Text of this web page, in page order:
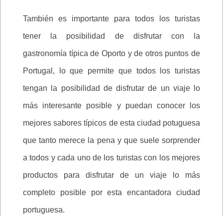
También es importante para todos los turistas
tener la posibilidad de disfrutar con la
gastronomía típica de Oporto y de otros puntos de
Portugal, lo que permite que todos los turistas
tengan la posibilidad de disfrutar de un viaje lo
más interesante posible y puedan conocer los
mejores sabores típicos de esta ciudad potuguesa
que tanto merece la pena y que suele sorprender
a todos y cada uno de los turistas con los mejores
productos para disfrutar de un viaje lo más
completo posible por esta encantadora ciudad
portuguesa.